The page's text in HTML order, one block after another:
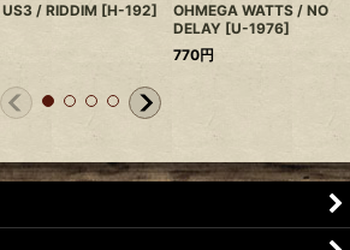
US3 / RIDDIM [H-192]
OHMEGA WATTS / NO
DELAY [U-1976]
770円